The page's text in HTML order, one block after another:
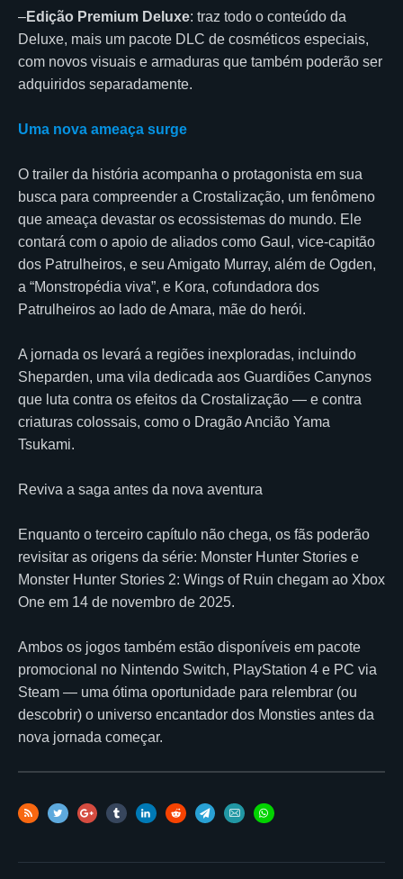
–Edição Premium Deluxe: traz todo o conteúdo da
Deluxe, mais um pacote DLC de cosméticos especiais,
com novos visuais e armaduras que também poderão ser
adquiridos separadamente.
Uma nova ameaça surge
O trailer da história acompanha o protagonista em sua
busca para compreender a Crostalização, um fenômeno
que ameaça devastar os ecossistemas do mundo. Ele
contará com o apoio de aliados como Gaul, vice-capitão
dos Patrulheiros, e seu Amigato Murray, além de Ogden,
a “Monstropédia viva”, e Kora, cofundadora dos
Patrulheiros ao lado de Amara, mãe do herói.
A jornada os levará a regiões inexploradas, incluindo
Sheparden, uma vila dedicada aos Guardiões Canynos
que luta contra os efeitos da Crostalização — e contra
criaturas colossais, como o Dragão Ancião Yama
Tsukami.
Reviva a saga antes da nova aventura
Enquanto o terceiro capítulo não chega, os fãs poderão
revisitar as origens da série: Monster Hunter Stories e
Monster Hunter Stories 2: Wings of Ruin chegam ao Xbox
One em 14 de novembro de 2025.
Ambos os jogos também estão disponíveis em pacote
promocional no Nintendo Switch, PlayStation 4 e PC via
Steam — uma ótima oportunidade para relembrar (ou
descobrir) o universo encantador dos Monsties antes da
nova jornada começar.